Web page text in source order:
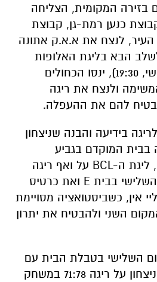
בזירה המקומית, הצליחה
כנען רמת-גן, קבוצת
לנצח את א.א.ק אתונה
הבא בליגת האלופות
האירופית. מחר (שלישי, 19:30), ינסו הכחולים
ולנצח את ריגה
להם את ההעפלה.
בידיעה והבנה שניצחון
המוקדם בגביע
האלופות של אירופה, ליגת ה-BCL על ואף ריגה
יקנה לה את המקום השלישי בבית E ואת כרטיס
אין, כשביסטואציה מסויימת
השני ולהבטיח את יתרון
השלישי בטבלת הבית עם
שני ניצחונות, בינהם ניצחון על ריגה 71:78 במשחק